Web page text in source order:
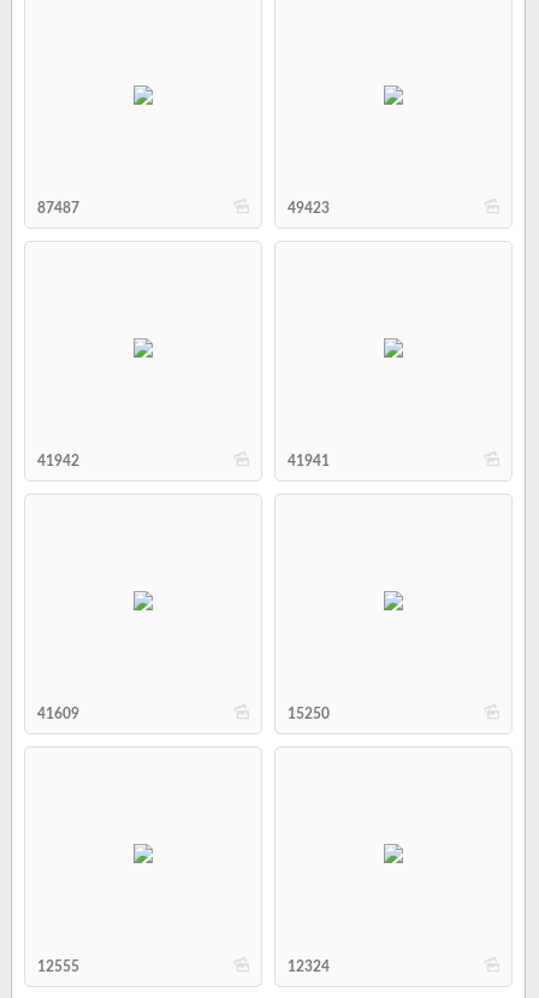
b
87487 b
49423
b
41942 b
41941
b
41609 b
15250
b
12555 b
12324